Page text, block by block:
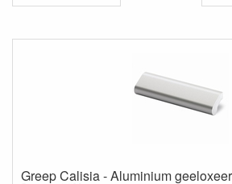
Greep Calisia - Aluminium